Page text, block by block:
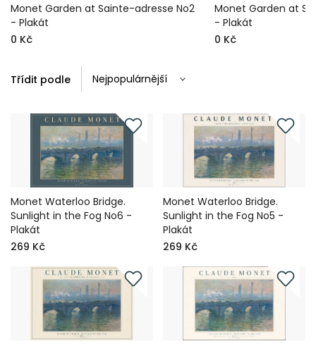
Monet Garden at Sainte-adresse No2
- Plakát
0 Kč
Monet Garden at
- Plakát
0 Kč
Třídit podle
Monet Waterloo Bridge.
Sunlight in the Fog No6 -
Plakát
269 Kč
Monet Waterloo Bridge.
Sunlight in the Fog No5 -
Plakát
269 Kč